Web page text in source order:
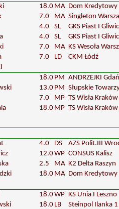
18.0 MA Dom Kredytowy
7.0 MA Singleton
4.0 SL
GKS Piast I
4.0 SL
GKS Piast I
7.0 MA KS Wesoła
7.0 LD
CKM Łódź
18.0 PM ANDRZEJKI
13.0 PM Słupskie
7.0 MP TS Wisła Kraków
18.0 MP TS Wisła Kraków
4.0 DS
AZS Polit.III
12.0WP CONSUS Kalisz
2.5 MA K2 Delta Raszyn
18.0 MA Dom Kredytowy
18.0WP KS Unia I Leszno
18.0 LB
Steinpol Ilanka 1